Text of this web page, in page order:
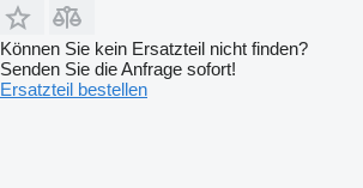
Können Sie kein Ersatzteil nicht finden?
Senden Sie die Anfrage sofort!
Ersatzteil bestellen